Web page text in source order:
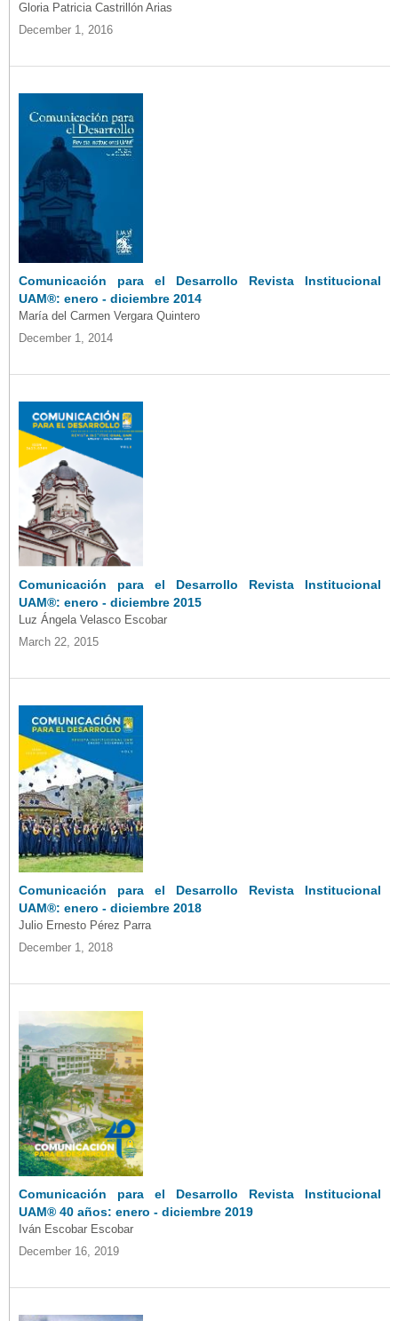
Gloria Patricia Castrillón Arias
December 1, 2016
Comunicación para el Desarrollo Revista Institucional
UAM®: enero - diciembre 2014
María del Carmen Vergara Quintero
December 1, 2014
Comunicación para el Desarrollo Revista Institucional
UAM®: enero - diciembre 2015
Luz Ángela Velasco Escobar
March 22, 2015
Comunicación para el Desarrollo Revista Institucional
UAM®: enero - diciembre 2018
Julio Ernesto Pérez Parra
December 1, 2018
Comunicación para el Desarrollo Revista Institucional
UAM® 40 años: enero - diciembre 2019
Iván Escobar Escobar
December 16, 2019